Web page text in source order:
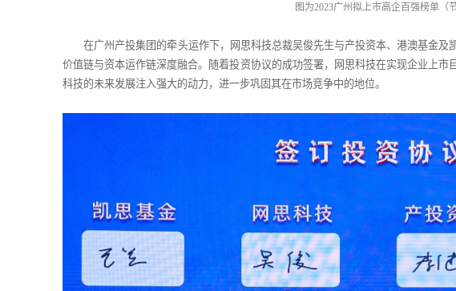
图为2023广州拟上市高企百强榜单（节
在广州产投集团的牵头运作下，网思科技总裁吴俊先生与产投资本、港澳基金
价值链与资本运作链深度融合。随着投资协议的成功签署，网思科技在实现企业上
科技的未来发展注入强大的动力，进一步巩固其在市场竞争中的地位。